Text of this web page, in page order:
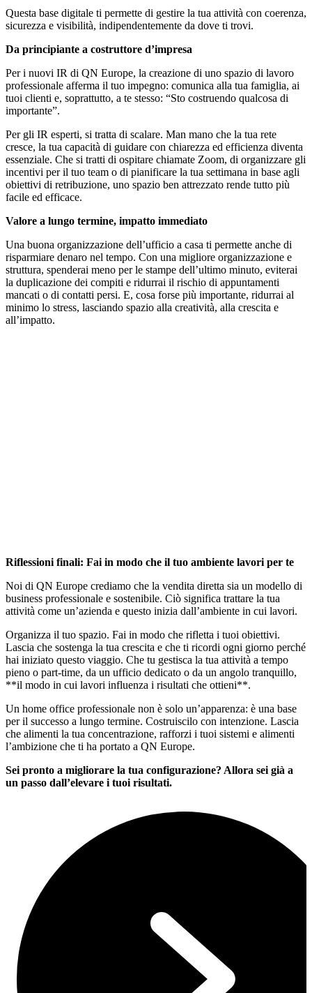
Questa base digitale ti permette di gestire la tua attività con coerenza,
sicurezza e visibilità, indipendentemente da dove ti trovi.
Da principiante a costruttore d’impresa
Per i nuovi IR di QN Europe, la creazione di uno spazio di lavoro
professionale afferma il tuo impegno: comunica alla tua famiglia, ai
tuoi clienti e, soprattutto, a te stesso: “Sto costruendo qualcosa di
importante”.
Per gli IR esperti, si tratta di scalare. Man mano che la tua rete
cresce, la tua capacità di guidare con chiarezza ed efficienza diventa
essenziale. Che si tratti di ospitare chiamate Zoom, di organizzare gli
incentivi per il tuo team o di pianificare la tua settimana in base agli
obiettivi di retribuzione, uno spazio ben attrezzato rende tutto più
facile ed efficace.
Valore a lungo termine, impatto immediato
Una buona organizzazione dell’ufficio a casa ti permette anche di
risparmiare denaro nel tempo. Con una migliore organizzazione e
struttura, spenderai meno per le stampe dell’ultimo minuto, eviterai
la duplicazione dei compiti e ridurrai il rischio di appuntamenti
mancati o di contatti persi. E, cosa forse più importante, ridurrai al
minimo lo stress, lasciando spazio alla creatività, alla crescita e
all’impatto.
Riflessioni finali: Fai in modo che il tuo ambiente lavori per te
Noi di QN Europe crediamo che la vendita diretta sia un modello di
business professionale e sostenibile. Ciò significa trattare la tua
attività come un’azienda e questo inizia dall’ambiente in cui lavori.
Organizza il tuo spazio. Fai in modo che rifletta i tuoi obiettivi.
Lascia che sostenga la tua crescita e che ti ricordi ogni giorno perché
hai iniziato questo viaggio. Che tu gestisca la tua attività a tempo
pieno o part-time, da un ufficio dedicato o da un angolo tranquillo,
**il modo in cui lavori influenza i risultati che ottieni**.
Un home office professionale non è solo un’apparenza: è una base
per il successo a lungo termine. Costruiscilo con intenzione. Lascia
che alimenti la tua concentrazione, rafforzi i tuoi sistemi e alimenti
l’ambizione che ti ha portato a QN Europe.
Sei pronto a migliorare la tua configurazione? Allora sei già a
un passo dall’elevare i tuoi risultati.